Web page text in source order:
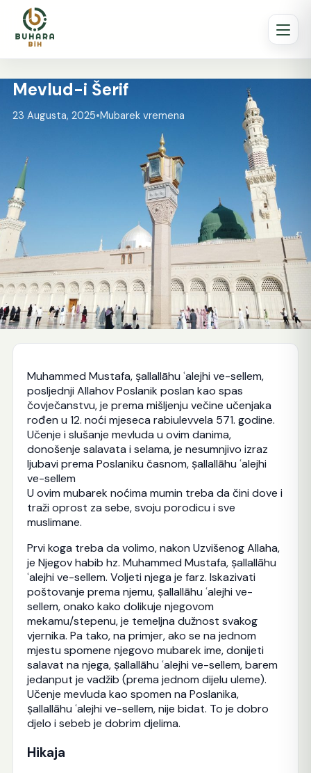
Mevlud-i Šerif
23 Augusta, 2025•Mubarek vremena
Muhammed Mustafa, ṣallallāhu ʿalejhi ve-sellem,
posljednji Allahov Poslanik poslan kao spas
čovječanstvu, je prema mišljenju večine učenjaka
rođen u 12. noći mjeseca rabiulevvela 571. godine.
Učenje i slušanje mevluda u ovim danima,
donošenje salavata i selama, je nesumnjivo izraz
ljubavi prema Poslaniku časnom, ṣallallāhu ʿalejhi
ve-sellem
U ovim mubarek noćima mumin treba da čini dove i
traži oprost za sebe, svoju porodicu i sve
muslimane.
Prvi koga treba da volimo, nakon Uzvišenog Allaha,
je Njegov habib hz. Muhammed Mustafa, ṣallallāhu
ʿalejhi ve-sellem. Voljeti njega je farz. Iskazivati
poštovanje prema njemu, ṣallallāhu ʿalejhi ve-
sellem, onako kako dolikuje njegovom
mekamu/stepenu, je temeljna dužnost svakog
vjernika. Pa tako, na primjer, ako se na jednom
mjestu spomene njegovo mubarek ime, donijeti
salavat na njega, ṣallallāhu ʿalejhi ve-sellem, barem
jedanput je vadžib (prema jednom dijelu uleme).
Učenje mevluda kao spomen na Poslanika,
ṣallallāhu ʿalejhi ve-sellem, nije bidat. To je dobro
djelo i sebeb je dobrim djelima.
Hikaja